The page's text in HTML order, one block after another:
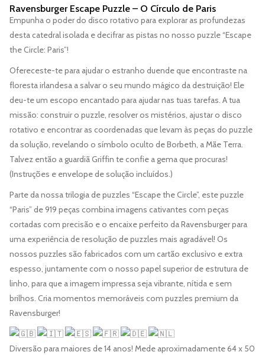
Ravensburger Escape Puzzle – O Círculo de Paris
Empunha o poder do disco rotativo para explorar as profundezas
desta catedral isolada e decifrar as pistas no nosso puzzle “Escape
the Circle: Paris”!
Ofereceste-te para ajudar o estranho duende que encontraste na
floresta irlandesa a salvar o seu mundo mágico da destruição! Ele
deu-te um escopo encantado para ajudar nas tuas tarefas. A tua
missão: construir o puzzle, resolver os mistérios, ajustar o disco
rotativo e encontrar as coordenadas que levam às peças do puzzle
da solução, revelando o símbolo oculto de Borbeth, a Mãe Terra.
Talvez então a guardiã Griffin te confie a gema que procuras!
(Instruções e envelope de solução incluídos.)
Parte da nossa trilogia de puzzles “Escape the Circle”, este puzzle
“Paris” de 919 peças combina imagens cativantes com peças
cortadas com precisão e o encaixe perfeito da Ravensburger para
uma experiência de resolução de puzzles mais agradável! Os
nossos puzzles são fabricados com um cartão exclusivo e extra
espesso, juntamente com o nosso papel superior de estrutura de
linho, para que a imagem impressa seja vibrante, nítida e sem
brilhos. Cria momentos memoráveis com puzzles premium da
Ravensburger!
Diversão para maiores de 14 anos! Mede aproximadamente 64 x 50